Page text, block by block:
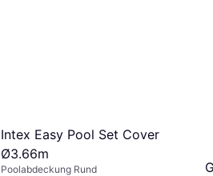
Intex Easy Pool Set Cover
Ø3.66m
Poolabdeckung Rund